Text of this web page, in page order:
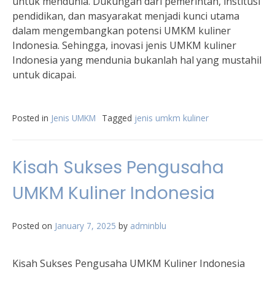
pendidikan, dan masyarakat menjadi kunci utama
dalam mengembangkan potensi UMKM kuliner
Indonesia. Sehingga, inovasi jenis UMKM kuliner
Indonesia yang mendunia bukanlah hal yang mustahil
untuk dicapai.
Posted in Jenis UMKM Tagged jenis umkm kuliner
Kisah Sukses Pengusaha
UMKM Kuliner Indonesia
Posted on January 7, 2025 by adminblu
Kisah Sukses Pengusaha UMKM Kuliner Indonesia